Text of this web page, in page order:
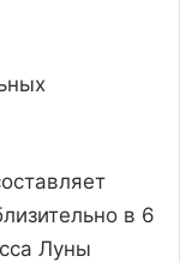
в 6
Луны